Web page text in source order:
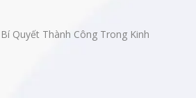
Quyết Thành Công Trong Kinh